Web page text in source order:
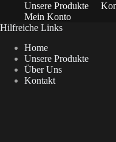
Unsere Produkte
Mein Konto
Hilfreiche Links
Home
Unsere Produkte
Über Uns
Kontakt